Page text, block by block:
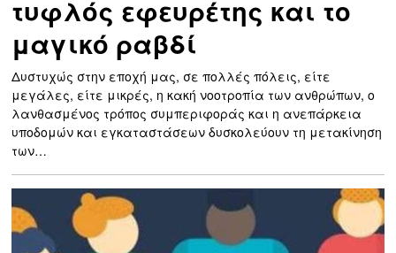
τυφλός εφευρέτης και το
μαγικό ραβδί
Δυστυχώς στην εποχή μας, σε πολλές πόλεις, είτε
μεγάλες, είτε μικρές, η κακή νοοτροπία των ανθρώπων, ο
λανθασμένος τρόπος συμπεριφοράς και η ανεπάρκεια
υποδομών και εγκαταστάσεων δυσκολεύουν τη μετακίνηση
των…